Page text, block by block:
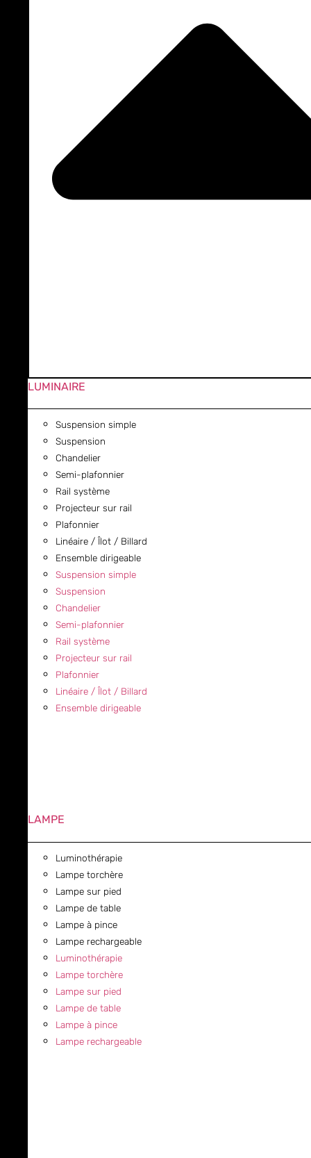
LUMINAIRE
Suspension simple
Suspension
Chandelier
Semi-plafonnier
Rail système
Projecteur sur rail
Plafonnier
Linéaire / Îlot / Billard
Ensemble dirigeable
Suspension simple
Suspension
Chandelier
Semi-plafonnier
Rail système
Projecteur sur rail
Plafonnier
Linéaire / Îlot / Billard
Ensemble dirigeable
LAMPE
Luminothérapie
Lampe torchère
Lampe sur pied
Lampe de table
Lampe à pince
Lampe rechargeable
Luminothérapie
Lampe torchère
Lampe sur pied
Lampe de table
Lampe à pince
Lampe rechargeable